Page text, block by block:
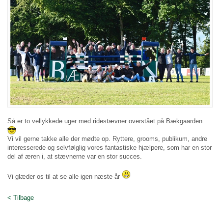
Så er to vellykkede uger med ridestævner overstået på Bækgaarden
Vi vil gerne takke alle der mødte op. Ryttere, grooms, publikum, andre
interesserede og selvfølglig vores fantastiske hjælpere, som har en stor
del af æren i, at stævnerne var en stor succes.
Vi glæder os til at se alle igen næste år
< Tilbage